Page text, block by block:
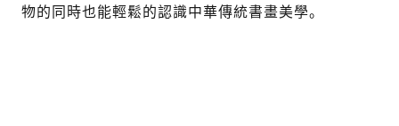
物的同時也能輕鬆的認識中華傳統書畫美學。